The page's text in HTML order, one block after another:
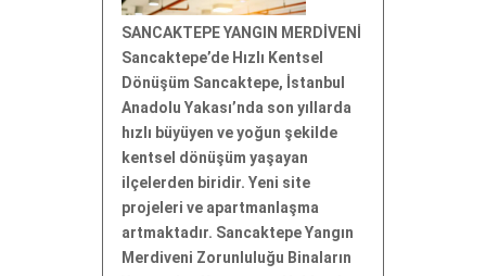
SANCAKTEPE YANGIN MERDİVENİ
Sancaktepe’de Hızlı Kentsel
Dönüşüm Sancaktepe, İstanbul
Anadolu Yakası’nda son yıllarda
hızlı büyüyen ve yoğun şekilde
kentsel dönüşüm yaşayan
ilçelerden biridir. Yeni site
projeleri ve apartmanlaşma
artmaktadır. Sancaktepe Yangın
Merdiveni Zorunluluğu Binaların